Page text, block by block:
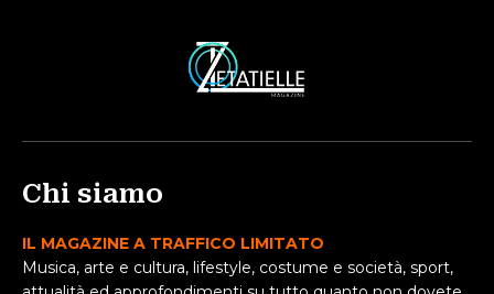
Chi siamo
IL MAGAZINE A TRAFFICO LIMITATO
Musica, arte e cultura, lifestyle, costume e società, sport,